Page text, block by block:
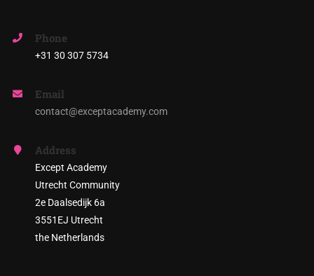
Phone
+31 30 307 5734
Email
contact@exceptacademy.com
Address
Except Academy
Utrecht Community
2e Daalsedijk 6a
3551EJ Utrecht
the Netherlands